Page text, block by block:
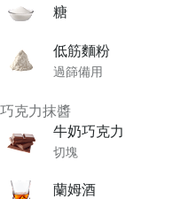
糖
低筋麵粉
過篩備用
巧克力抹醬
牛奶巧克力
切塊
蘭姆酒